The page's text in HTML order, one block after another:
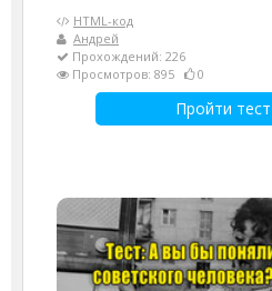
HTML-код
Андрей
Прохождений: 226
Просмотров: 895
0
Пройти тест